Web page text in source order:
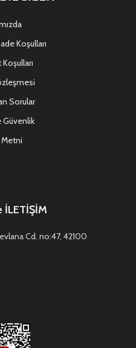
Koşulları
Sorular
Güvenlik
Metni
İLETİŞİM
Cd. no:47, 42100